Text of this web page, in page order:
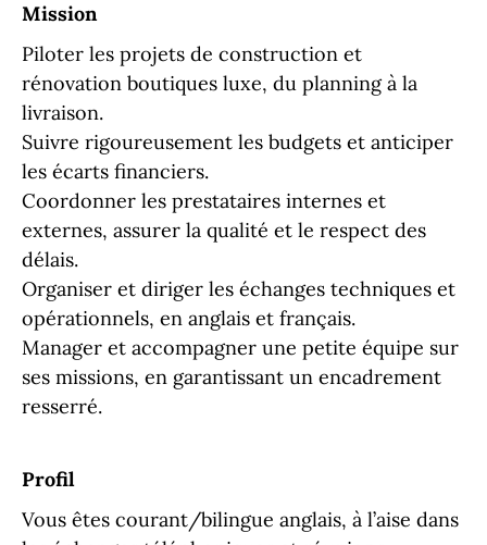
Mission
Piloter les projets de construction et
rénovation boutiques luxe, du planning à la
livraison.
Suivre rigoureusement les budgets et anticiper
les écarts financiers.
Coordonner les prestataires internes et
externes, assurer la qualité et le respect des
délais.
Organiser et diriger les échanges techniques et
opérationnels, en anglais et français.
Manager et accompagner une petite équipe sur
ses missions, en garantissant un encadrement
resserré.
Profil
Vous êtes courant/bilingue anglais, à l’aise dans